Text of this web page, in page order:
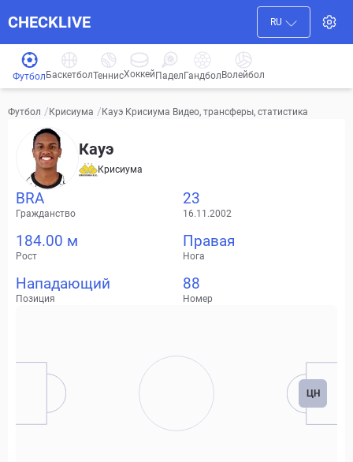
CHECKLIVE RU
Футбол БаскетболТеннисХоккей ПаделГандбол Волейбол
Футбол / Крисиума /Кауэ Крисиума Видео, трансферы, статистика
Кауэ
Крисиума
BRA
Гражданство
23
16.11.2002
184.00 м
Рост
Правая
Нога
Нападающий
Позиция
88
Номер
ЦН